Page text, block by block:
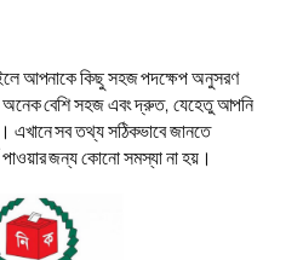
আপনাকে কিছু সহজ পদক্ষেপ অনুসরণ
বেশি সহজ এবং দ্রুত, যেহেতু আপনি
সব তথ্য সঠিকভাবে জানতে
জন্য কোনো সমস্যা না হয়।